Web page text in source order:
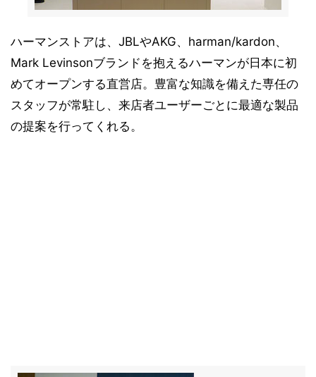
ハーマンストアは、JBLやAKG、harman/kardon、
Mark Levinsonブランドを抱えるハーマンが日本に初
めてオープンする直営店。豊富な知識を備えた専任の
スタッフが常駐し、来店者ユーザーごとに最適な製品
の提案を行ってくれる。